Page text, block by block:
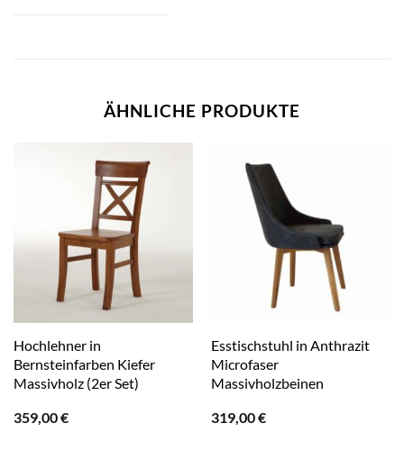
ÄHNLICHE PRODUKTE
Hochlehner in
Bernsteinfarben Kiefer
Massivholz (2er Set)
359,00€
Esstischstuhl in Anthrazit
Microfaser
Massivholzbeinen
319,00€